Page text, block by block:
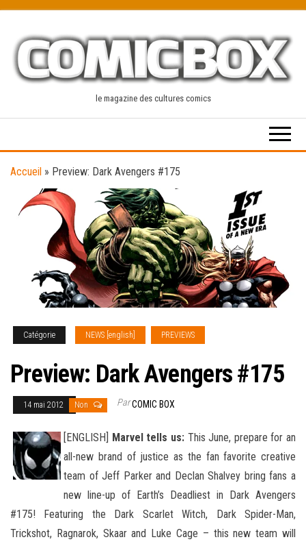
content
le magazine des cultures comics
Accueil » Preview: Dark Avengers #175
Catégorie NEWS [english] PREVIEWS
Preview: Dark Avengers #175
14 mai 2012 Non ParCOMIC BOX
[ENGLISH] Marvel tells us:This June, prepare for an
all-new brand of justice as the fan favorite creative
team of Jeff Parker and Declan Shalvey bring fans a
new line-up of Earth’s Deadliest in Dark Avengers
#175! Featuring the Dark Scarlet Witch, Dark Spider-Man,
Trickshot, Ragnarok, Skaar and Luke Cage – this new team will